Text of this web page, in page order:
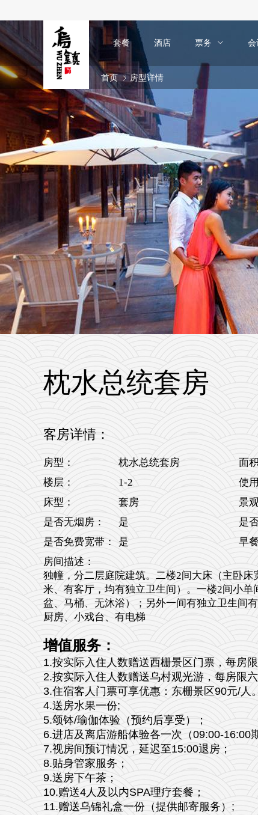
套餐 酒店 票务 会
首页 房型详情
枕水总统套房
客房详情：
房型： 枕水总统套房 面
楼层：
1-2 使
床型：
套房 景
是否无烟房：
是 是
是否免费宽带：
是 早
房间描述：
独幢，分二层庭院建筑。二楼2间大床（主卧
米、有客厅，均有独立卫生间）。一楼2间小
盆、马桶、无沐浴）；另外一间有独立卫生间
厨房、小戏台、有电梯
增值服务：
1.按实际入住人数赠送西栅景区门票，每房
2.按实际入住人数赠送乌村观光游，每房限
3.住宿客人门票可享优惠：东栅景区90元/人
4.送房水果一份;
5.颂钵/瑜伽体验（预约后享受）；
6.进店及离店游船体验各一次（09:00-16:00
7.视房间预订情况，延迟至15:00退房；
8.贴身管家服务；
9.送房下午茶；
10.赠送4人及以内SPA理疗套餐；
11.赠送乌锦礼盒一份（提供邮寄服务）;